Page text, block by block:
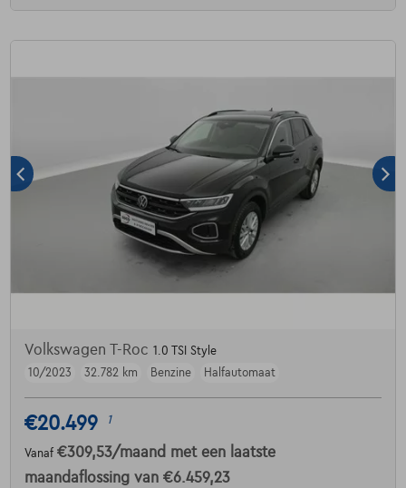
Volkswagen T-Roc 1.0 TSI Style
10/2023
32.782 km Benzine Halfautomaat
€20.499 1
Vanaf €309,53/maand met een laatste
maandaflossing van €6.459,23